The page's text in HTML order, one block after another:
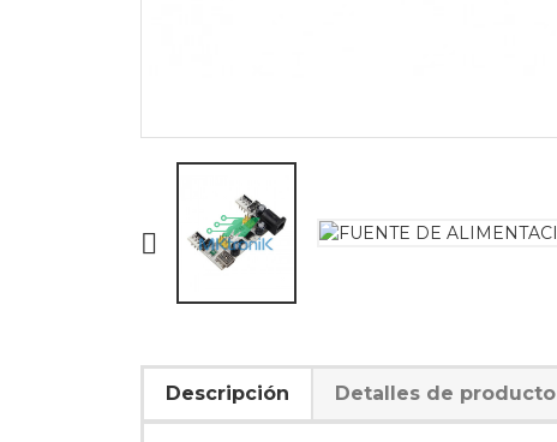

Descripción Detalles de producto